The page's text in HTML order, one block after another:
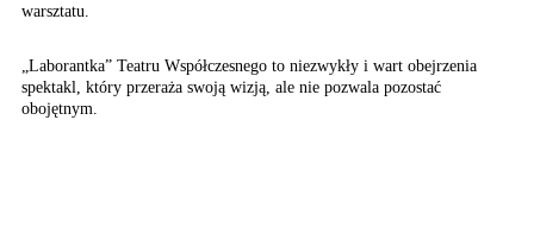
warsztatu.
„Laborantka” Teatru Współczesnego to niezwykły i wart obejrzenia
spektakl, który przeraża swoją wizją, ale nie pozwala pozostać
obojętnym.